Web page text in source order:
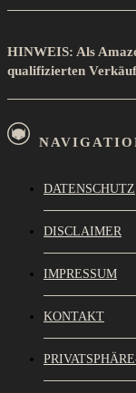
HINWEIS: Als
qualifizierten
DATENSCHUTZ
DISCLAIMER
IMPRESSUM
KONTAKT